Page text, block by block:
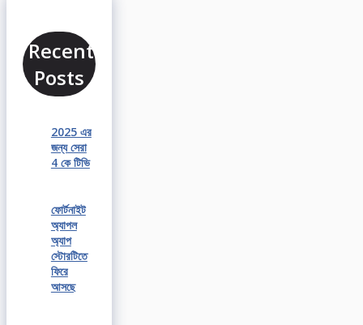
Recent
Posts
2025 এর
জন্য সেরা
4 কে টিভি
ফোর্টনাইট
অ্যাপল
অ্যাপ
স্টোরটিতে
ফিরে
আসছে